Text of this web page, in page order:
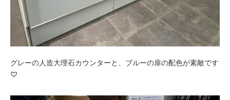
グレーの人造大理石カウンターと、ブルーの扉の配色が素敵です
♡